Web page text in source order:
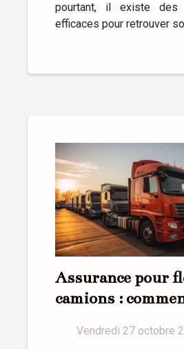
pourtant, il existe des
efficaces pour retrouver
Assurance pour
camions :
Vendredi 27 octobre